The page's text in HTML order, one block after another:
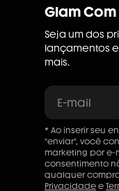
Glam Com
Seja um dos
lançamentos
mais.
E-mail
* Ao inserir seu
"enviar", você
marketing por e-
consentimento
qualquer
Privacidade e